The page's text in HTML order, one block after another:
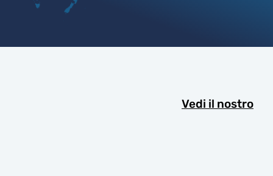
Vedi il nostro